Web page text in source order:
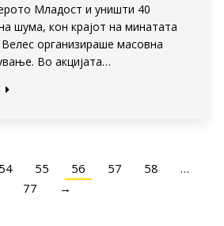
Младост и уништи 40
шума, кон крајот на минатата
организираше масовна
Во акцијата…
54 55 56 57 58
…
77
→